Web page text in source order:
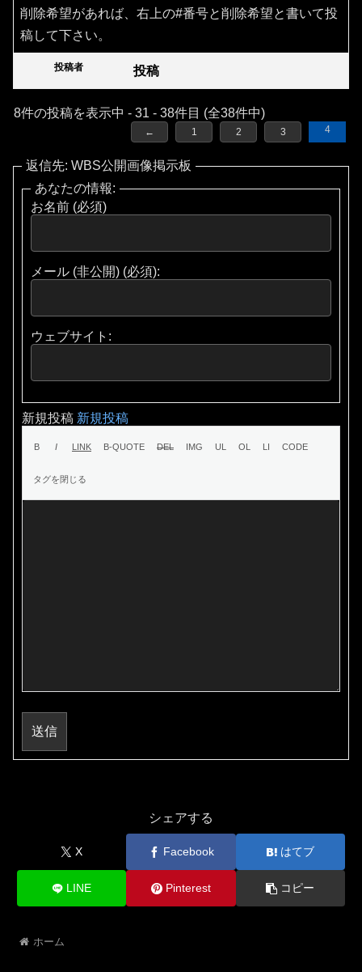
削除希望があれば、右上の#番号と削除希望と書いて投
稿して下さい。
投稿者 投稿
8件の投稿を表示中 - 31 - 38件目 (全38件中)
← 1 2 3 4
返信先: WBS公開画像掲示板
あなたの情報:
お名前 (必須)
メール (非公開) (必須):
ウェブサイト:
新規投稿 新規投稿
送信
シェアする
X Facebook はてブ
LINE Pinterest コピー
ホーム